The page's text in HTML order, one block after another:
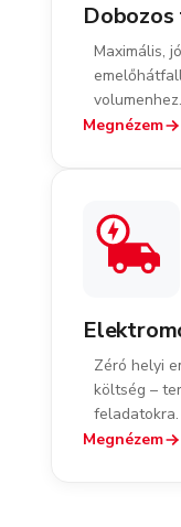
Maximális,
volumenhez.
Megnézem
Zéró helyi
költség –
feladatokra.
Megnézem